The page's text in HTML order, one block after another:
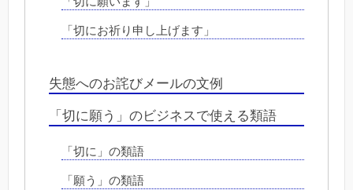
「切にお祈り申し上げます」
失態へのお詫びメールの文例
「切に願う」のビジネスで使える類語
「切に」の類語
「願う」の類語